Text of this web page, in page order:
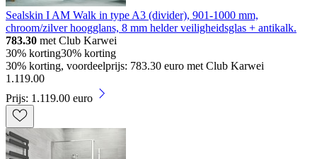
Sealskin I AM Walk in type A3 (divider), 901-1000 mm,
chroom/zilver hoogglans, 8 mm helder veiligheidsglas + antikalk.
783.30 met Club Karwei
30% korting30% korting
30% korting, voordeelprijs: 783.30 euro met Club Karwei
1 .119.00
Prijs: 1.119.00 euro